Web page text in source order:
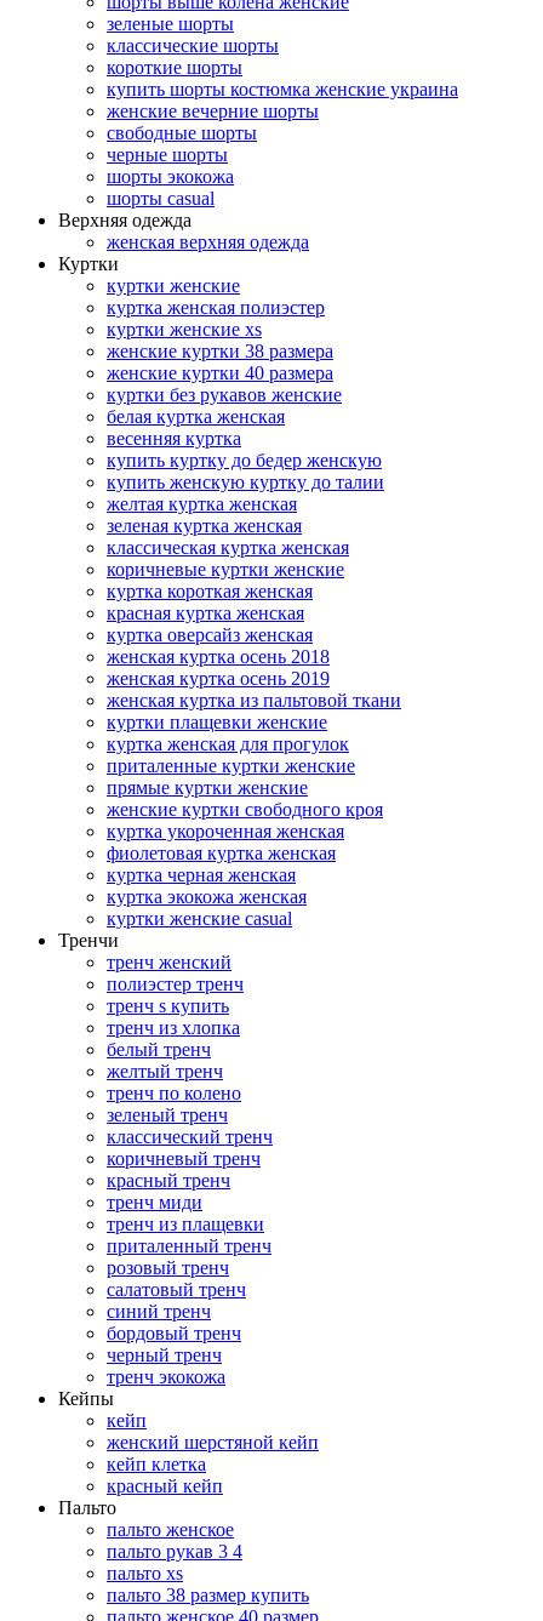
зеленые шорты
классические шорты
короткие шорты
купить шорты костюмка женские украина
женские вечерние шорты
свободные шорты
черные шорты
шорты экокожа
шорты casual
Верхняя одежда
женская верхняя одежда
Куртки
куртки женские
куртка женская полиэстер
куртки женские xs
женские куртки 38 размера
женские куртки 40 размера
куртки без рукавов женские
белая куртка женская
весенняя куртка
купить куртку до бедер женскую
купить женскую куртку до талии
желтая куртка женская
зеленая куртка женская
классическая куртка женская
коричневые куртки женские
куртка короткая женская
красная куртка женская
куртка оверсайз женская
женская куртка осень 2018
женская куртка осень 2019
женская куртка из пальтовой ткани
куртки плащевки женские
куртка женская для прогулок
приталенные куртки женские
прямые куртки женские
женские куртки свободного кроя
куртка укороченная женская
фиолетовая куртка женская
куртка черная женская
куртка экокожа женская
куртки женские casual
Тренчи
тренч женский
полиэстер тренч
тренч s купить
тренч из хлопка
белый тренч
желтый тренч
тренч по колено
зеленый тренч
классический тренч
коричневый тренч
красный тренч
тренч миди
тренч из плащевки
приталенный тренч
розовый тренч
салатовый тренч
синий тренч
бордовый тренч
черный тренч
тренч экокожа
Кейпы
кейп
женский шерстяной кейп
кейп клетка
красный кейп
Пальто
пальто женское
пальто рукав 3 4
пальто xs
пальто 38 размер купить